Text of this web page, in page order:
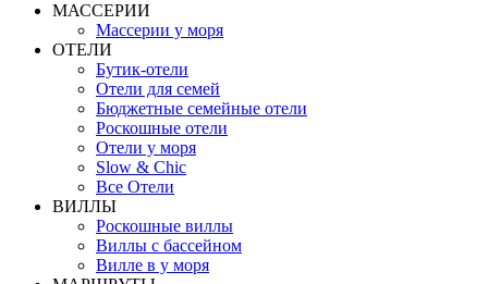
МАССЕРИИ
Массерии у моря
ОТЕЛИ
Бутик-отели
Отели для семей
Бюджетные семейные отели
Роскошные отели
Отели у моря
Slow & Chic
Все Отели
ВИЛЛЫ
Роскошные виллы
Виллы с бассейном
Вилле в у моря